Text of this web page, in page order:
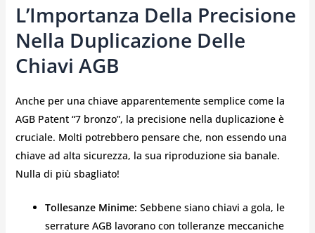
L’Importanza Della Precisione
Nella Duplicazione Delle
Chiavi AGB
Anche per una chiave apparentemente semplice come la
AGB Patent “7 bronzo”, la precisione nella duplicazione è
cruciale. Molti potrebbero pensare che, non essendo una
chiave ad alta sicurezza, la sua riproduzione sia banale.
Nulla di più sbagliato!
Tollesanze Minime: Sebbene siano chiavi a gola, le
serrature AGB lavorano con tolleranze meccaniche